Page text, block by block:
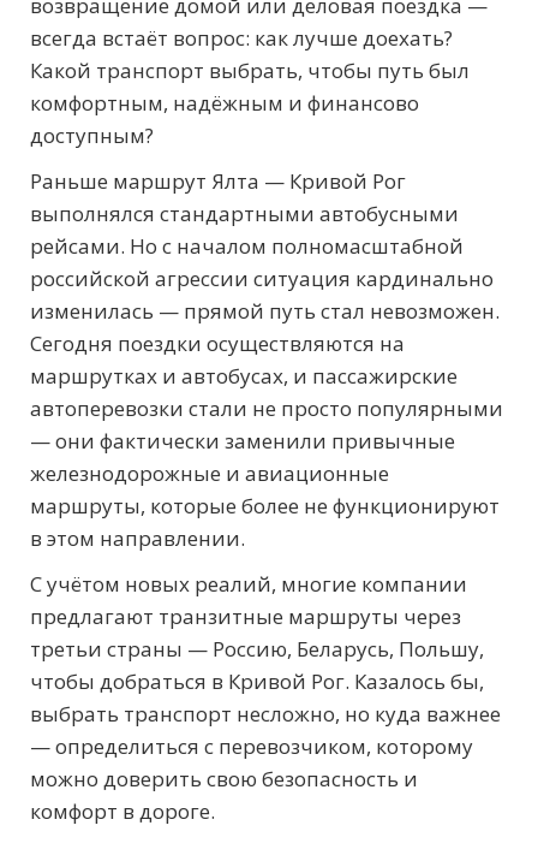
всегда встаёт вопрос: как лучше доехать?
Какой транспорт выбрать, чтобы путь был
комфортным, надёжным и финансово
доступным?
Раньше маршрут Ялта — Кривой Рог
выполнялся стандартными автобусными
рейсами. Но с началом полномасштабной
российской агрессии ситуация кардинально
изменилась — прямой путь стал невозможен.
Сегодня поездки осуществляются на
маршрутках и автобусах, и пассажирские
автоперевозки стали не просто популярными
— они фактически заменили привычные
железнодорожные и авиационные
маршруты, которые более не функционируют
в этом направлении.
С учётом новых реалий, многие компании
предлагают транзитные маршруты через
третьи страны — Россию, Беларусь, Польшу,
чтобы добраться в Кривой Рог. Казалось бы,
выбрать транспорт несложно, но куда важнее
— определиться с перевозчиком, которому
можно доверить свою безопасность и
комфорт в дороге.